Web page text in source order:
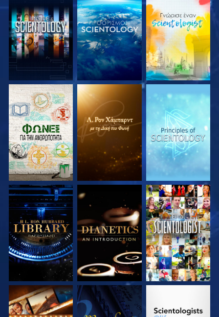
ΕΞΕΡΕΥΝΗΣΤΕ ΤΗ
ΣΕΙΡΑ
ΕΞΕΡΕΥΝΗΣΤΕ ΤΗ
ΣΕΙΡΑ
ΕΞΕΡΕΥΝΗΣΤΕ ΤΗ
ΣΕΙΡΑ
ΕΞΕΡΕΥΝΗΣΤΕ ΤΗ
ΣΕΙΡΑ
ΕΞΕΡΕΥΝΗΣΤΕ ΤΗ
ΣΕΙΡΑ
ΠΑΡΑΚΟΛΟΥΘΗΣΤΕ